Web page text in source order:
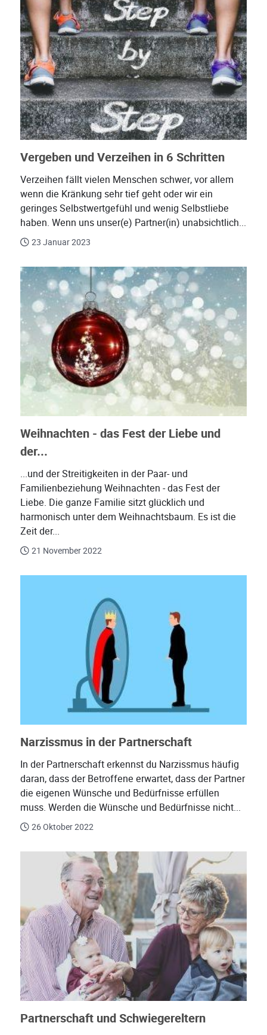
Vergeben und Verzeihen in 6 Schritten
Verzeihen fällt vielen Menschen schwer, vor allem
wenn die Kränkung sehr tief geht oder wir ein
geringes Selbstwertgefühl und wenig Selbstliebe
haben. Wenn uns unser(e) Partner(in) unabsichtlich...
23 Januar 2023
Weihnachten - das Fest der Liebe und
der...
...und der Streitigkeiten in der Paar- und
Familienbeziehung Weihnachten - das Fest der
Liebe. Die ganze Familie sitzt glücklich und
harmonisch unter dem Weihnachtsbaum. Es ist die
Zeit der...
21 November 2022
Narzissmus in der Partnerschaft
In der Partnerschaft erkennst du Narzissmus häufig
daran, dass der Betroffene erwartet, dass der Partner
die eigenen Wünsche und Bedürfnisse erfüllen
muss. Werden die Wünsche und Bedürfnisse nicht...
26 Oktober 2022
Partnerschaft und Schwiegereltern